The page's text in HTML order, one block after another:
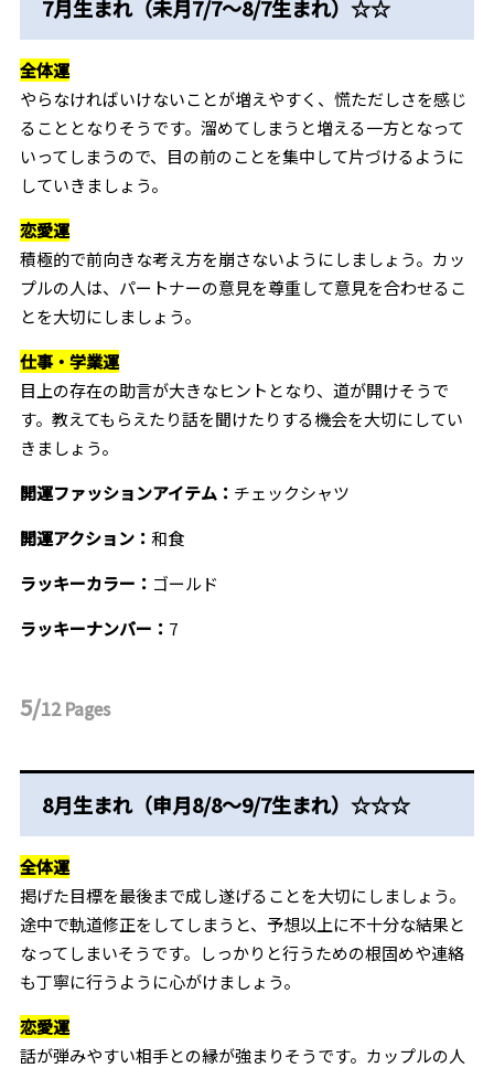
7月生まれ（未月7/7～8/7生まれ）☆☆
全体運
やらなければいけないことが増えやすく、慌ただしさを感じ
ることとなりそうです。溜めてしまうと増える一方となって
いってしまうので、目の前のことを集中して片づけるように
していきましょう。
恋愛運
積極的で前向きな考え方を崩さないようにしましょう。カッ
プルの人は、パートナーの意見を尊重して意見を合わせるこ
とを大切にしましょう。
仕事・学業運
目上の存在の助言が大きなヒントとなり、道が開けそうで
す。教えてもらえたり話を聞けたりする機会を大切にしてい
きましょう。
開運ファッションアイテム： チェックシャツ
開運アクション： 和食
ラッキーカラー： ゴールド
ラッキーナンバー： 7
5/12Pages
8月生まれ（申月8/8～9/7生まれ）☆☆☆
全体運
掲げた目標を最後まで成し遂げることを大切にしましょう。
途中で軌道修正をしてしまうと、予想以上に不十分な結果と
なってしまいそうです。しっかりと行うための根固めや連絡
も丁寧に行うように心がけましょう。
恋愛運
話が弾みやすい相手との縁が強まりそうです。カップルの人